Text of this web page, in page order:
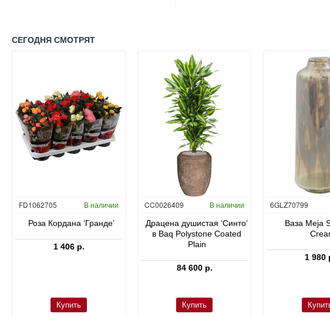
СЕГОДНЯ СМОТРЯТ
FD1062705 В наличии
Роза Кордана ‘Гранде’
1 406 р.
Купить
CC0026409 В наличии
Драцена душистая ‘Синто’
в Baq Polystone Coated
Plain
84 600 р.
Купить
6GLZ70799
Ваза Meja
1 980